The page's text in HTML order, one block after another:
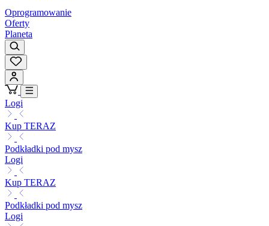
Oprogramowanie
Oferty
Planeta
Logi
Kup TERAZ
Podkładki pod mysz
Logi
Kup TERAZ
Podkładki pod mysz
Logi